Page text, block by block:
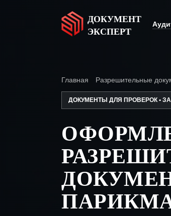
ДОКУМЕНТ
ЭКСПЕРТ
Главная Разрешительные
ДОКУМЕНТЫ ДЛЯ ПРОВЕРОК •